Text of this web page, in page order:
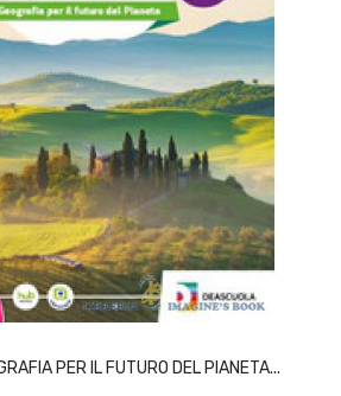
PER IL FUTURO DEL PIANETA...
ACQUISTA